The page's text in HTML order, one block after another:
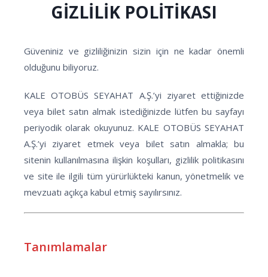
GİZLİLİK POLİTİKASI
Güveniniz ve gizliliğinizin sizin için ne kadar önemli
olduğunu biliyoruz.
KALE OTOBÜS SEYAHAT A.Ş.’yi ziyaret ettiğinizde
veya bilet satın almak istediğinizde lütfen bu sayfayı
periyodik olarak okuyunuz. KALE OTOBÜS SEYAHAT
A.Ş.’yi ziyaret etmek veya bilet satın almakla; bu
sitenin kullanılmasına ilişkin koşulları, gizlilik politikasını
ve site ile ilgili tüm yürürlükteki kanun, yönetmelik ve
mevzuatı açıkça kabul etmiş sayılırsınız.
Tanımlamalar